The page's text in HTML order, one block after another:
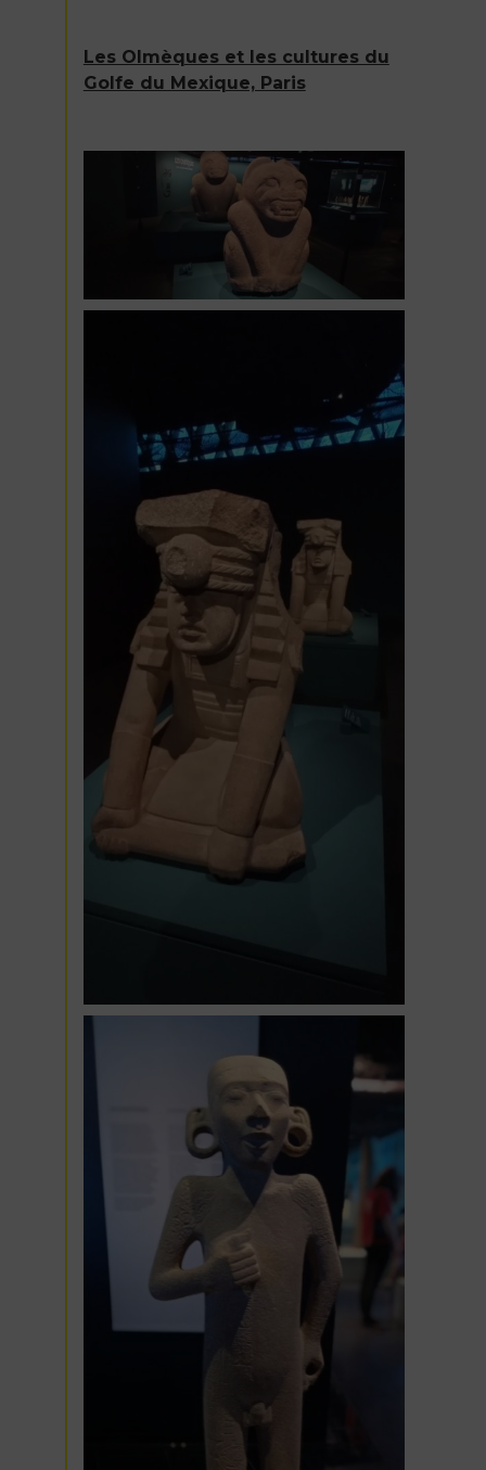
Les Olmèques et les cultures du
Golfe du Mexique, Paris